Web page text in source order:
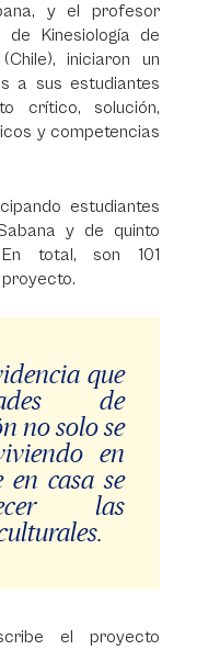
y el profesor
de Kinesiología de
iniciaron un
a sus estudiantes
crítico, solución,
y competencias
estudiantes
y de quinto
total, son 101
que
de
no solo se
en
casa se
las
el proyecto